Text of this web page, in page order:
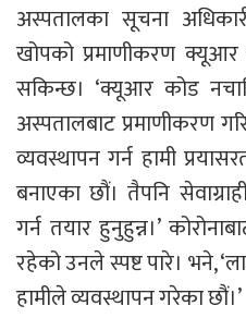
अस्पतालका सूचना
खोपको प्रमाणीकरण
सकिन्छ। ‘क्यूआर कोड
अस्पतालबाट प्रमाणीकरण
व्यवस्थापन गर्न हामी
बनाएका छौं। तैपनि
गर्न तयार हुनुहुन्न।’
रहेको उनले स्पष्ट पारे। भने,
हामीले व्यवस्थापन गरेका छौं।’